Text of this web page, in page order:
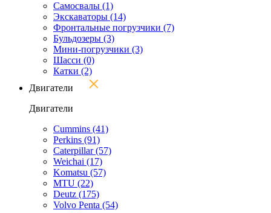
Самосвалы (1)
Экскаваторы (14)
Фронтальные погрузчики (7)
Бульдозеры (3)
Мини-погрузчики (3)
Шасси (0)
Катки (2)
Двигатели
Двигатели
Cummins (41)
Perkins (91)
Caterpillar(57)
Weichai (17)
Komatsu (57)
MTU (22)
Deutz (175)
Volvo Penta (54)